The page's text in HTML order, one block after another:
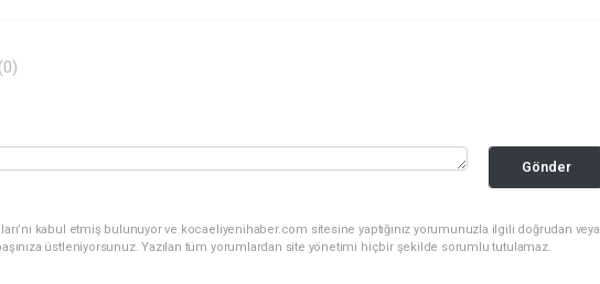
(0)
Gönder
kabul etmiş bulunuyor ve kocaeliyenihaber.com sitesine yaptığınız yorumunuzla ilgili doğrudan veya
üstleniyorsunuz. Yazılan tüm yorumlardan site yönetimi hiçbir şekilde sorumlu tutulamaz.